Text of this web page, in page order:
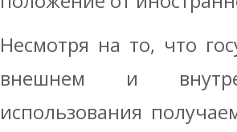
Несмотря на то, что
внешнем и
использования